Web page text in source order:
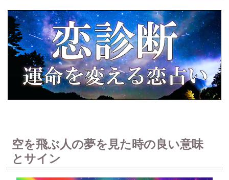
空を飛ぶ人の夢を見た時の良い意味
とサイン